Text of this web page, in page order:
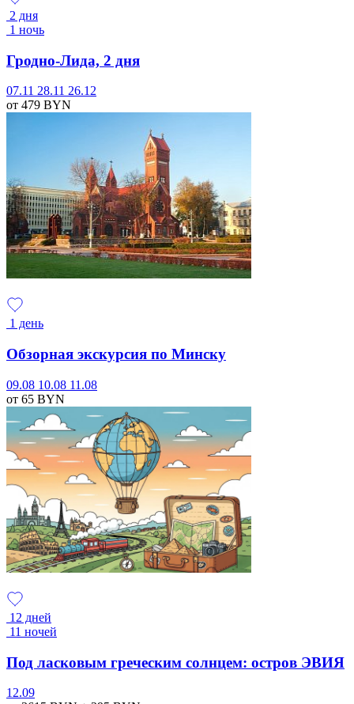
2 дня
1 ночь
Гродно-Лида, 2 дня
07.11 28.11 26.12
от 479 BYN
1 день
Обзорная экскурсия по Минску
09.08 10.08 11.08
от 65 BYN
12 дней
11 ночей
Под ласковым греческим солнцем: остров ЭВИЯ
12.09